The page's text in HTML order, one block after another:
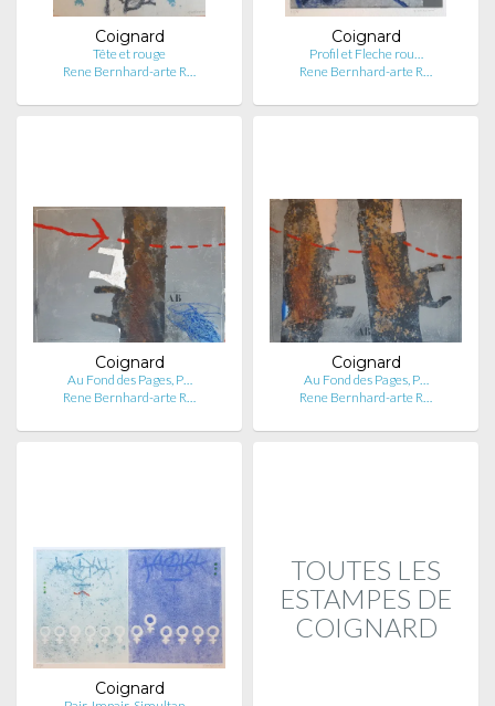
Coignard
Tête et rouge
Rene Bernhard-arte R…
Coignard
Profil et Fleche rou…
Rene Bernhard-arte R…
Coignard
Au Fond des Pages, P…
Rene Bernhard-arte R…
Coignard
Au Fond des Pages, P…
Rene Bernhard-arte R…
Coignard
TOUTES LES
ESTAMPES DE
COIGNARD